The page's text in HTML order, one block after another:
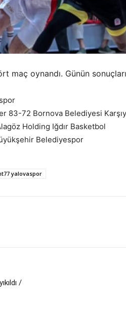
maç oynandı. Günün
83-72 Bornova Belediyesi
Holding Iğdır Basketbol
Belediyespor
yalovaspor
/